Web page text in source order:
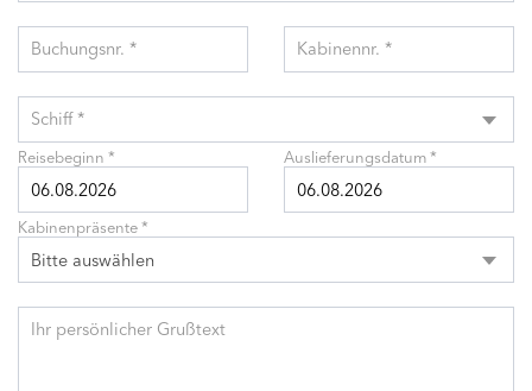
Buchungsnr. * Kabinennr. *
Schiff *
Reisebeginn * Auslieferungsdatum *
Bitte auswählen
Kabinenpräsente *
Ihr persönlicher Grußtext